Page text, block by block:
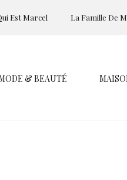
Est Marcel La Famille De
& BEAUTÉ